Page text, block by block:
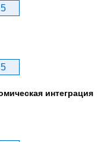
5
5
интеграция